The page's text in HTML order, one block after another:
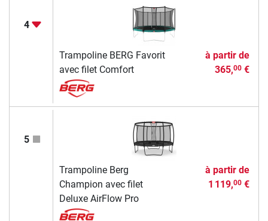
4
Trampoline BERG Favorit
avec filet Comfort
à partir de
365,00€
5
Trampoline Berg
Champion avec filet
Deluxe AirFlow Pro
à partir de
1 119,00€